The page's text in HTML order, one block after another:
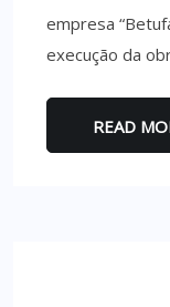
empresa
execução da
READ